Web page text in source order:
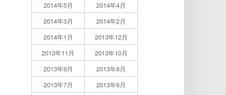
2014年5月
2014年4月
2014年3月
2014年2月
2014年1月
2013年12月
2013年11月
2013年10月
2013年9月
2013年8月
2013年7月
2013年6月